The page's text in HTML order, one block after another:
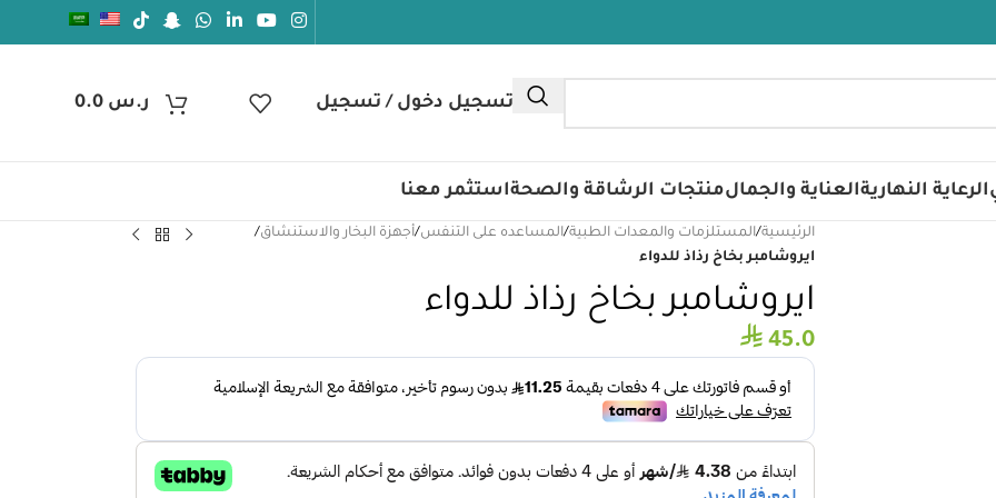
تسجيل دخول / تسجيل ر.س
الرعاية النهاريةالعناية والجمالمنتجات الرشاقة والصحةاستثمر معنا
الرئيسية/المستلزمات والمعدات الطبية/المساعده على التنفس/أجهزة البخار والاستنشاق/
ايروشامبر بخاخ رذاذ للدواء
ايروشامبر بخاخ رذاذ للدواء
⃁ 45.0